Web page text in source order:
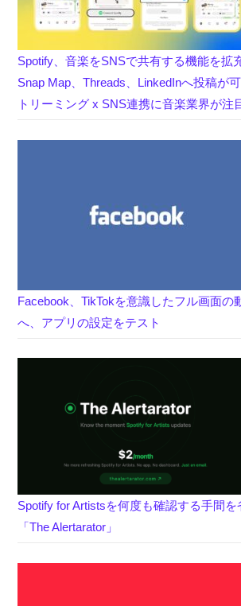
Spotify、音楽をSNSで共有する機能を拡
Snap Map、Threads、LinkedInへ投稿が
トリーミング x SNS連携に音楽業界が注
Facebook、TikTokを意識したフル画面の
へ、アプリの設定をテスト
Spotify for Artistsを何度も確認する手間
「The Alertarator」